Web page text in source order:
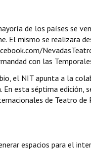
de los países se
El mismo se realizara
con las
el NIT apunta a la
esta séptima edición,
de Teatro
espacios para el